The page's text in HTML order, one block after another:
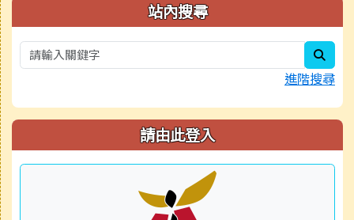
右邊區域內容 站內搜尋
進階搜尋
請由此登入